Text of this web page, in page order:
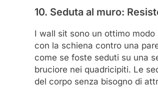
10. Seduta al muro:
I wall sit sono un ottimo
con la schiena contro una
come se foste seduti su una
bruciore nei quadricipiti. Le
del corpo senza bisogno di